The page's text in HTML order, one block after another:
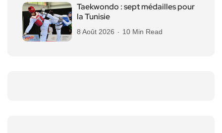
Taekwondo : sept médailles pour
la Tunisie
8 Août 2026 10 Min Read